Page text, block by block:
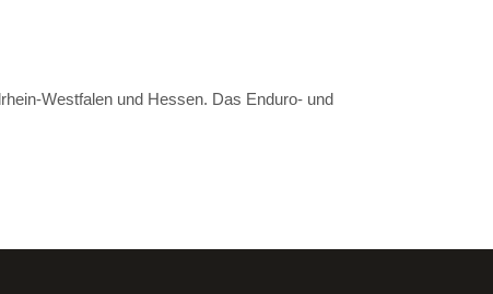
Westfalen und Hessen. Das Enduro- und